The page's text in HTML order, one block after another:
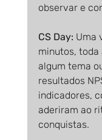
observar e
CS Day: Uma
minutos, toda
algum tema
resultados
indicadores,
aderiram ao
conquistas.